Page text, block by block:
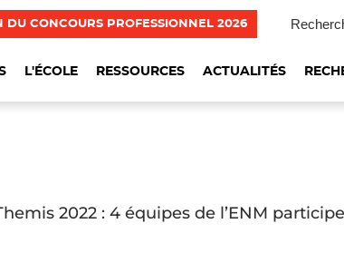
DU CONCOURS PROFESSIONNEL 2026
L'ÉCOLE RESSOURCES ACTUALITÉS
2022 : 4 équipes de l’ENM